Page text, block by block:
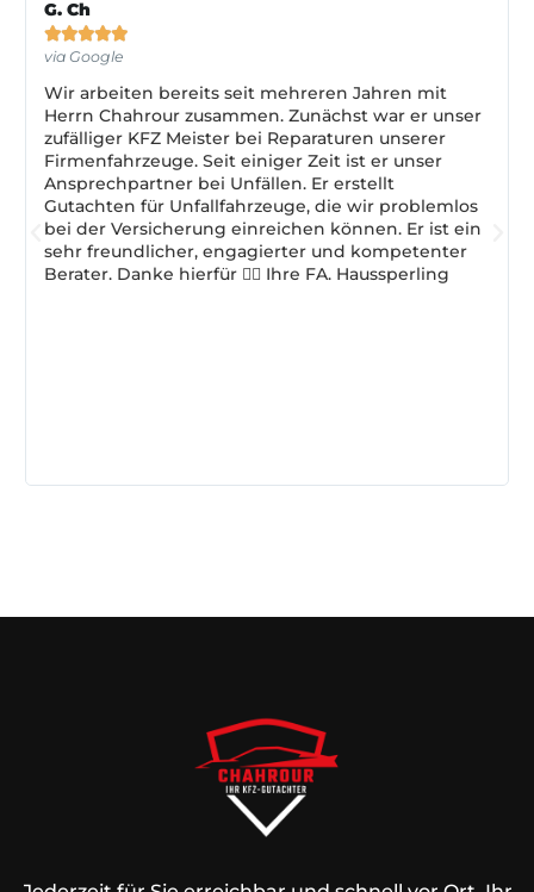
G. Ch

via Google
Wir arbeiten bereits seit mehreren Jahren mit
Herrn Chahrour zusammen. Zunächst war er unser
zufälliger KFZ Meister bei Reparaturen unserer
Firmenfahrzeuge. Seit einiger Zeit ist er unser
Ansprechpartner bei Unfällen. Er erstellt
Gutachten für Unfallfahrzeuge, die wir problemlos
bei der Versicherung einreichen können. Er ist ein
sehr freundlicher, engagierter und kompetenter
Berater. Danke hierfür 👍🏽 Ihre FA. Haussperling